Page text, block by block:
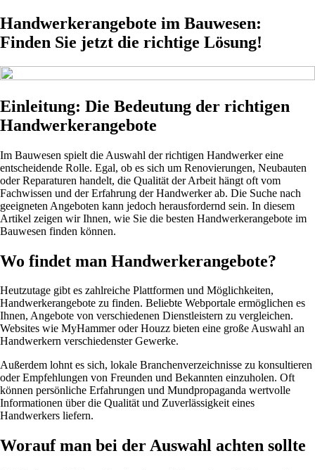
Handwerkerangebote im Bauwesen:
Finden Sie jetzt die richtige Lösung!
Einleitung: Die Bedeutung der richtigen
Handwerkerangebote
Im Bauwesen spielt die Auswahl der richtigen Handwerker eine
entscheidende Rolle. Egal, ob es sich um Renovierungen, Neubauten
oder Reparaturen handelt, die Qualität der Arbeit hängt oft vom
Fachwissen und der Erfahrung der Handwerker ab. Die Suche nach
geeigneten Angeboten kann jedoch herausfordernd sein. In diesem
Artikel zeigen wir Ihnen, wie Sie die besten Handwerkerangebote im
Bauwesen finden können.
Wo findet man Handwerkerangebote?
Heutzutage gibt es zahlreiche Plattformen und Möglichkeiten,
Handwerkerangebote zu finden. Beliebte Webportale ermöglichen es
Ihnen, Angebote von verschiedenen Dienstleistern zu vergleichen.
Websites wie MyHammer oder Houzz bieten eine große Auswahl an
Handwerkern verschiedenster Gewerke.
Außerdem lohnt es sich, lokale Branchenverzeichnisse zu konsultieren
oder Empfehlungen von Freunden und Bekannten einzuholen. Oft
können persönliche Erfahrungen und Mundpropaganda wertvolle
Informationen über die Qualität und Zuverlässigkeit eines
Handwerkers liefern.
Worauf man bei der Auswahl achten sollte